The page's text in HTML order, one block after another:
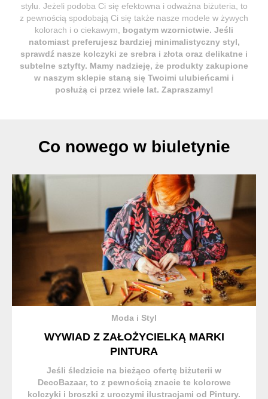
stylu. Jeżeli podoba Ci się efektowna i odważna biżuteria, to
z pewnością spodobają Ci się także nasze modele w żywych
kolorach i o ciekawym, bogatym wzornictwie. Jeśli
natomiast preferujesz bardziej minimalistyczny styl,
sprawdź nasze kolczyki ze srebra i złota oraz delikatne i
subtelne sztyfty. Mamy nadzieję, że produkty zakupione
w naszym sklepie staną się Twoimi ulubieńcami i
posłużą ci przez wiele lat. Zapraszamy!
Co nowego w biuletynie
Moda i Styl
WYWIAD Z ZAŁOŻYCIELKĄ MARKI
PINTURA
Jeśli śledzicie na bieżąco ofertę biżuterii w
DecoBazaar, to z pewnością znacie te kolorowe
kolczyki i broszki z uroczymi ilustracjami od Pintury.